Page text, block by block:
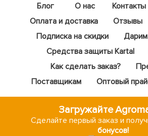
Блог О нас Контакты
Оплата и доставка
Отзывы
Подписка на скидки
Средства защиты Kartal
Как сделать заказ?
Поставщикам
Оптовый
Загружайте
Сделайте первый заказ и
бонусов!